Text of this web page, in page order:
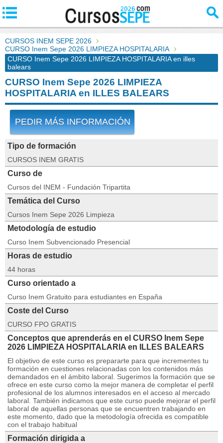
CURSOS INEM SEPE 2026
CURSO Inem Sepe 2026 LIMPIEZA HOSPITALARIA
CURSO Inem Sepe 2026 LIMPIEZA HOSPITALARIA en illes
balears
CURSO Inem Sepe 2026 LIMPIEZA
HOSPITALARIA en ILLES BALEARS
PEDIR MÁS INFORMACIÓN
Tipo de formación
CURSOS INEM GRATIS
Curso de
Cursos del INEM - Fundación Tripartita
Temática del Curso
Cursos Inem Sepe 2026 Limpieza
Metodología de estudio
Curso Inem Subvencionado Presencial
Horas de estudio
44 horas
Curso orientado a
Curso Inem Gratuito para estudiantes en España
Coste del Curso
CURSO FPO GRATIS
Conceptos que aprenderás en el CURSO Inem Sepe
2026 LIMPIEZA HOSPITALARIA en ILLES BALEARS
El objetivo de este curso es prepararte para que incrementes tu
formación en cuestiones relacionadas con los contenidos más
demandados en el ámbito laboral. Sugerimos la formación que se
ofrece en este curso como la mejor manera de completar el perfil
profesional de los alumnos interesados en el acceso al mercado
laboral. También indicamos que este curso puede mejorar el perfil
laboral de aquellas personas que se encuentren trabajando en
este momento, dado que la metodología ofrecida es compatible
con el trabajo habitual
Formación dirigida a